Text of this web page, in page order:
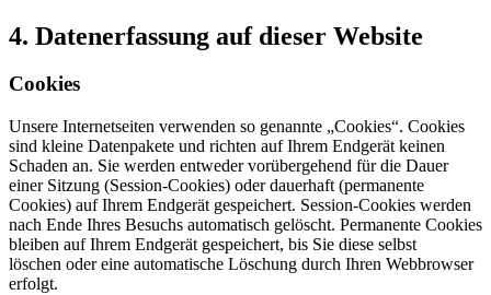
4. Datenerfassung auf dieser Website
Cookies
Unsere Internetseiten verwenden so genannte „Cookies“. Cookies
sind kleine Datenpakete und richten auf Ihrem Endgerät keinen
Schaden an. Sie werden entweder vorübergehend für die Dauer
einer Sitzung (Session-Cookies) oder dauerhaft (permanente
Cookies) auf Ihrem Endgerät gespeichert. Session-Cookies werden
nach Ende Ihres Besuchs automatisch gelöscht. Permanente Cookies
bleiben auf Ihrem Endgerät gespeichert, bis Sie diese selbst
löschen oder eine automatische Löschung durch Ihren Webbrowser
erfolgt.